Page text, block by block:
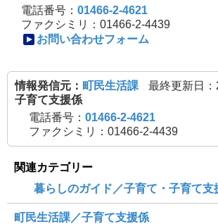
電話番号： 01466-2-4621
ファクシミリ：01466-2-4439
お問い合わせフォーム
最終更新日
情報発信元： 町民生活課
子育て支援係
電話番号： 01466-2-4621
ファクシミリ：01466-2-4439
関連カテゴリー
暮らしのガイド／子育て・子育て支
町民生活課／子育て支援係